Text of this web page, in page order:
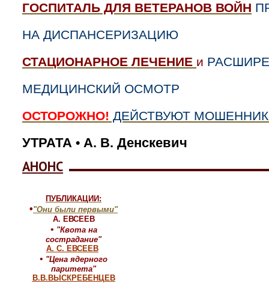
ГОСПИТАЛЬ ДЛЯ ВЕТЕРАНОВ ВОЙН
НА ДИСПАНCЕРИЗАЦИЮ
СТАЦИОНАРНОЕ ЛЕЧЕНИЕ и
МЕДИЦИНСКИЙ ОСМОТР
ОСТОРОЖНО! ДЕЙСТВУЮТ
УТРАТА • А. В. Денскевич
АНОНС
ПУБЛИКАЦИИ:
•"Они были первыми"
А. ЕВСЕЕВ
• "Квота на
сострадание"
А. С. ЕВСЕЕВ
• "Цена ядерного
паритета"
В.В.ВЫСКРЕБЕНЦЕВ